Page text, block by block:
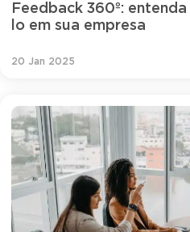
Feedback 360º:
lo em sua empresa
20 Jan 2025